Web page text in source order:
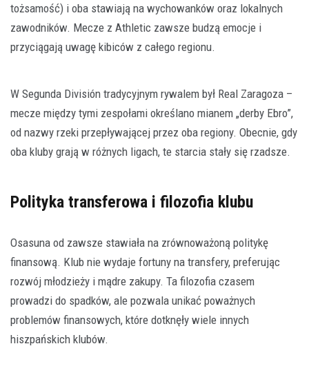
tożsamość) i oba stawiają na wychowanków oraz lokalnych
zawodników. Mecze z Athletic zawsze budzą emocje i
przyciągają uwagę kibiców z całego regionu.
W Segunda División tradycyjnym rywalem był Real Zaragoza –
mecze między tymi zespołami określano mianem „derby Ebro”,
od nazwy rzeki przepływającej przez oba regiony. Obecnie, gdy
oba kluby grają w różnych ligach, te starcia stały się rzadsze.
Polityka transferowa i filozofia klubu
Osasuna od zawsze stawiała na zrównoważoną politykę
finansową. Klub nie wydaje fortuny na transfery, preferując
rozwój młodzieży i mądre zakupy. Ta filozofia czasem
prowadzi do spadków, ale pozwala unikać poważnych
problemów finansowych, które dotknęły wiele innych
hiszpańskich klubów.